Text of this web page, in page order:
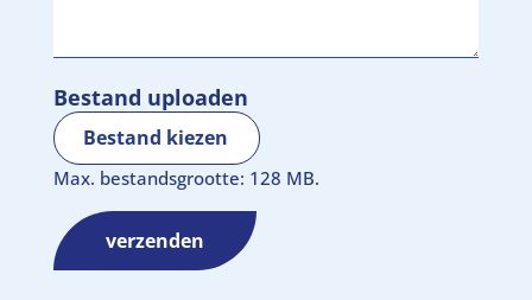
Bestand kiezen
Max. bestandsgrootte: 128 MB.
Bestand uploaden
verzenden